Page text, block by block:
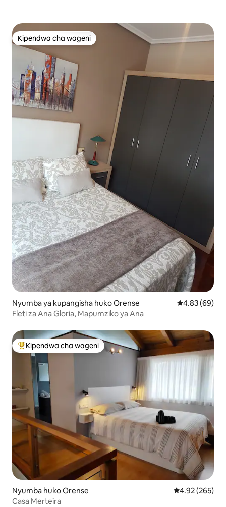
Kipendwa cha wageni
Kipendwa cha wageni
Nyumba ya kupangisha huko Orense Ukadiriaji wa
4.83 (69)
Fleti za Ana Gloria, Mapumziko ya Ana
Kipendwa maarufu cha wageni
Kipendwa cha wageni
Nyumba huko Orense Ukadiriaji wa
4.92 (265)
Casa Merteira